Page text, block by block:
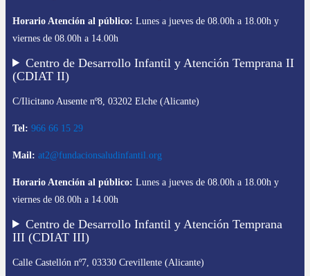
Horario Atención al público: Lunes a jueves de 08.00h a 18.00h y
viernes de 08.00h a 14.00h
Centro de Desarrollo Infantil y Atención Temprana II
(CDIAT II)
C/Ilicitano Ausente nº8, 03202 Elche (Alicante)
Tel: 966 66 15 29
Mail: at2@fundacionsaludinfantil.org
Horario Atención al público: Lunes a jueves de 08.00h a 18.00h y
viernes de 08.00h a 14.00h
Centro de Desarrollo Infantil y Atención Temprana
III (CDIAT III)
Calle Castellón nº7, 03330 Crevillente (Alicante)